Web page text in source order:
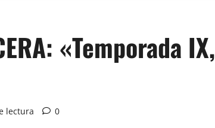
«Temporada IX,
lectura 0